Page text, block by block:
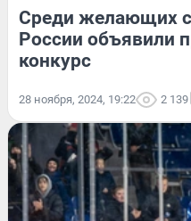
Среди желающих
России объявили
конкурс
28 ноября, 2024, 19:22 2 139